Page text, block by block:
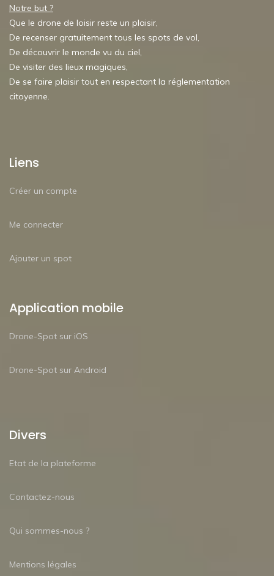
Notre but ?
Que le drone de loisir reste un plaisir,
De recenser gratuitement tous les spots de vol,
De découvrir le monde vu du ciel,
De visiter des lieux magiques,
De se faire plaisir tout en respectant la réglementation
citoyenne.
Liens
Créer un compte
Me connecter
Ajouter un spot
Application mobile
Drone-Spot sur iOS
Drone-Spot sur Android
Divers
Etat de la plateforme
Contactez-nous
Qui sommes-nous ?
Mentions légales